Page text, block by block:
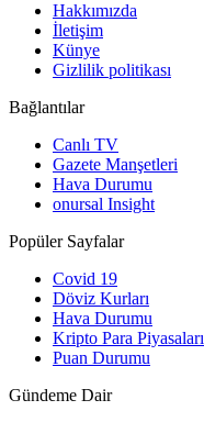
Hakkımızda
İletişim
Künye
Gizlilik politikası
Bağlantılar
Canlı TV
Gazete Manşetleri
Hava Durumu
onursal Insight
Popüler Sayfalar
Covid 19
Döviz Kurları
Hava Durumu
Kripto Para Piyasaları
Puan Durumu
Gündeme Dair